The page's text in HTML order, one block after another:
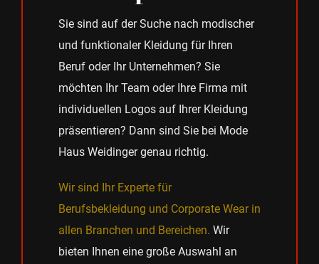
Sie sind auf der Suche nach modischer
und funktionaler Kleidung für Ihren
Beruf oder Ihr Unternehmen? Sie
möchten Ihr Team oder Ihre Firma mit
individuellen Logos auf Ihrer Kleidung
präsentieren? Dann sind Sie bei Mode
Haus Weidinger genau richtig.
Wir sind Ihr Experte für
Berufsbekleidung und Corporate Wear in
allen Branchen und Bereichen. Wir
bieten Ihnen eine große Auswahl an